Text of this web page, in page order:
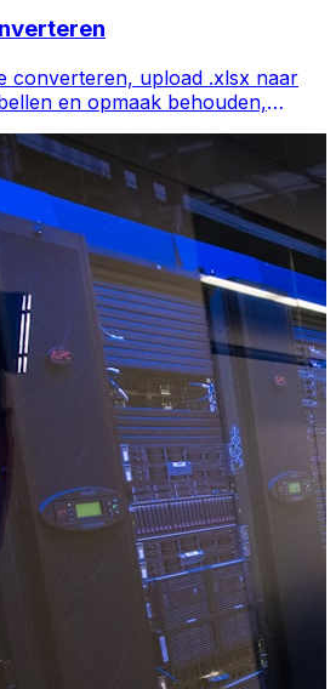
converteren, upload .xlsx naar
en opmaak behouden,